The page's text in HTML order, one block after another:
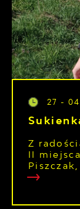
27 -
Z
II
Piszczak,